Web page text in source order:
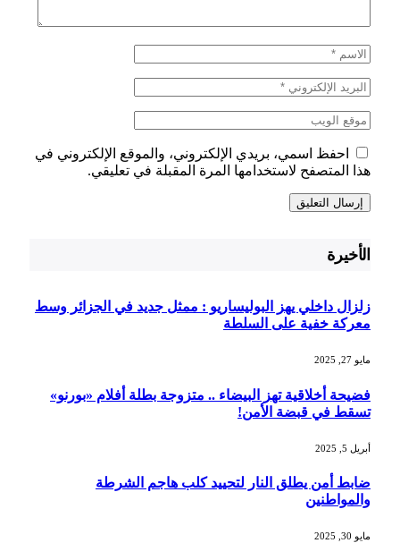
احفظ اسمي، بريدي الإلكتروني، والموقع الإلكتروني في
هذا المتصفح لاستخدامها المرة المقبلة في تعليقي.
الأخيرة
زلزال داخلي يهز البوليساريو : ممثل جديد في الجزائر وسط
معركة خفية على السلطة
مايو 27, 2025
فضيحة أخلاقية تهز البيضاء .. متزوجة بطلة أفلام «بورنو»
تسقط في قبضة الأمن!
أبريل 5, 2025
ضابط أمن يطلق النار لتحييد كلب هاجم الشرطة
والمواطنين
مايو 30, 2025